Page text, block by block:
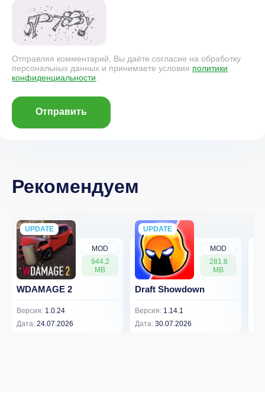
Отправляя комментарий, Вы даёте согласие на обработку
персональных данных и принимаете условия политики
конфиденциальности
Отправить
Рекомендуем
MOD
944.2
MB
UPDATE
NEW
WDAMAGE 2
Версия: 1.0.24
Дата: 24.07.2026
MOD
281.8
MB
UPDATE
NEW
Draft Showdown
Версия: 1.14.1
Дата: 30.07.2026